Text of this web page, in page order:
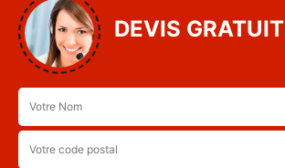
DEVIS GRATUIT